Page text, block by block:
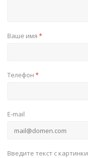
Ваше имя *
Телефон *
E-mail
Введите текст с картинки